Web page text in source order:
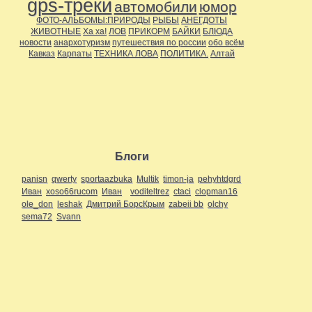
gps-треки автомобили юмор
ФОТО-АЛЬБОМЫ:ПРИРОДЫ РЫБЫ АНЕГДОТЫ
ЖИВОТНЫЕ Ха ха! ЛОВ ПРИКОРМ БАЙКИ БЛЮДА
новости анархотуризм путешествия по россии обо всём
Кавказ Карпаты ТЕХНИКА ЛОВА ПОЛИТИКА. Алтай
Блоги
panisn qwerty sportaazbuka Multik timon-ja pehyhtdgrd
Иван xoso66rucom Иван voditeltrez ctaci clopman16
ole_don leshak Дмитрий БорсКрым zabeii bb olchy
sema72 Svann